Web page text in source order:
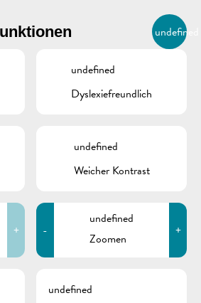
DE
BIERGER.REMICH.LU
undefined
undefined
Dyslexiefreundlich
undefined
Weicher Kontrast
+ -
undefined
Zoomen
+
undefined